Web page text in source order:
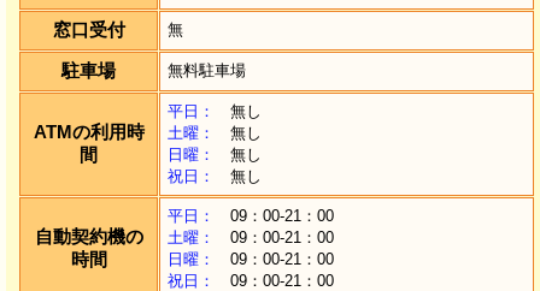
窓口受付 無
駐車場 無料駐車場
ATMの利用時
間
平日：
無し
土曜：
無し
日曜：
無し
祝日：
無し
自動契約機の
時間
平日：
09：00-21：00
土曜：
09：00-21：00
日曜：
09：00-21：00
祝日：
09：00-21：00